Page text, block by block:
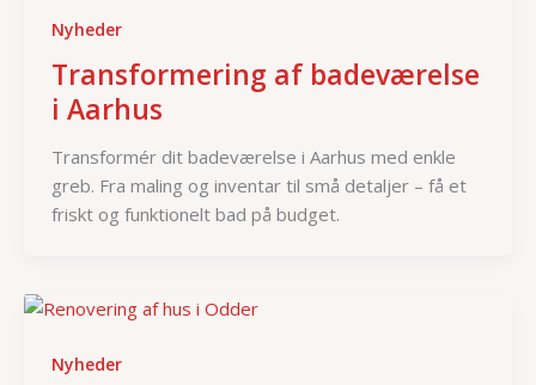
Nyheder
Transformering af badeværelse
i Aarhus
Transformér dit badeværelse i Aarhus med enkle
greb. Fra maling og inventar til små detaljer – få et
friskt og funktionelt bad på budget.
Nyheder